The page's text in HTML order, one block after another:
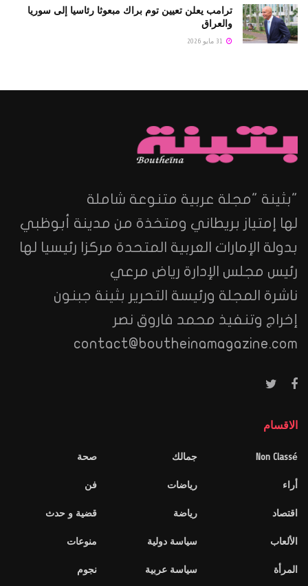
ترامب يعلن تعيين توم براك مبعوثا رئاسيا إلى سوريا
والعراق
"بثينة "مجلة عربية متنوعة شاملة
لها إمتياز بريطاني ومتخذة من مدينة أبوظبي
بدولة الإمارات العربية المتحدة مركزا رئيسيا لها
رئيس مجلس الإدارة رياض مرعي
ناشرة المجلة ورئيسة التحرير بثينة جبنون
إخراج وتنفيذ محمد فاروق نصر
contact@boutheinamagazine.com
الاقسام
Non Classé
أراء
اقتصاد
الألعاب
المرأة
جمالك
رياضات
رياضة
سياسة دولية
سياسة عربية
صحة
فن
قضية و حدث
منوعات
نجوم